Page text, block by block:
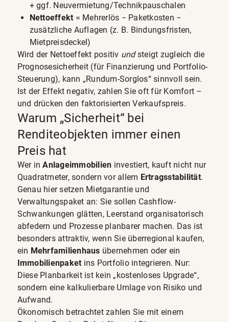
+ ggf. Neuvermietung/Technikpauschalen
Nettoeffekt = Mehrerlös − Paketkosten −
zusätzliche Auflagen (z. B. Bindungsfristen,
Mietpreisdeckel)
Wird der Nettoeffekt positiv undsteigt zugleich die
Prognosesicherheit (für Finanzierung und Portfolio-
Steuerung), kann „Rundum-Sorglos“ sinnvoll sein.
Ist der Effekt negativ, zahlen Sie oft für Komfort –
und drücken den faktorisierten Verkaufspreis.
Warum „Sicherheit“ bei
Renditeobjekten immer einen
Preis hat
Wer inAnlageimmobilien investiert, kauft nicht nur
Quadratmeter, sondern vor allem Ertragsstabilität.
Genau hier setzen Mietgarantie und
Verwaltungspaket an: Sie sollen Cashflow-
Schwankungen glätten, Leerstand organisatorisch
abfedern und Prozesse planbarer machen. Das ist
besonders attraktiv, wenn Sie überregional kaufen,
ein Mehrfamilienhaus übernehmen oder ein
Immobilienpaket ins Portfolio integrieren. Nur:
Diese Planbarkeit ist kein „kostenloses Upgrade“,
sondern eine kalkulierbare Umlage von Risiko und
Aufwand.
Ökonomisch betrachtet zahlen Sie mit einem